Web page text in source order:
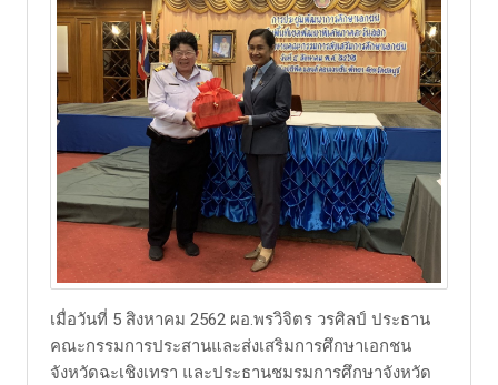
เมื่อวันที่ 5 สิงหาคม 2562 ผอ.พรวิจิตร วรศิลป์ ประธาน
คณะกรรมการประสานและส่งเสริมการศึกษาเอกชน
จังหวัดฉะเชิงเทรา และประธานชมรมการศึกษาจังหวัด